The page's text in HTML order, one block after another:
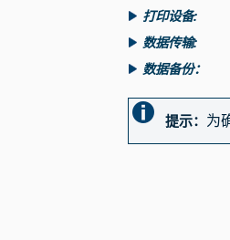
打印设备:
数据传输:
数据备份：
提示： 为